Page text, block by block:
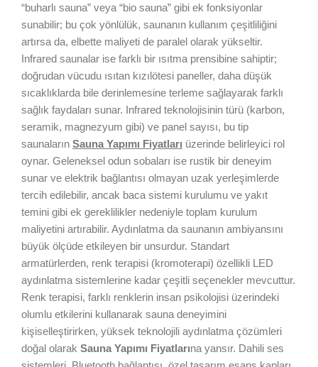
“buharlı sauna” veya “bio sauna” gibi ek fonksiyonlar
sunabilir; bu çok yönlülük, saunanın kullanım çeşitliliğini
artırsa da, elbette maliyeti de paralel olarak yükseltir.
Infrared saunalar ise farklı bir ısıtma prensibine sahiptir;
doğrudan vücudu ısıtan kızılötesi paneller, daha düşük
sıcaklıklarda bile derinlemesine terleme sağlayarak farklı
sağlık faydaları sunar. Infrared teknolojisinin türü (karbon,
seramik, magnezyum gibi) ve panel sayısı, bu tip
saunaların Sauna Yapımı Fiyatları üzerinde belirleyici rol
oynar. Geleneksel odun sobaları ise rustik bir deneyim
sunar ve elektrik bağlantısı olmayan uzak yerleşimlerde
tercih edilebilir, ancak baca sistemi kurulumu ve yakıt
temini gibi ek gereklilikler nedeniyle toplam kurulum
maliyetini artırabilir. Aydınlatma da saunanın ambiyansını
büyük ölçüde etkileyen bir unsurdur. Standart
armatürlerden, renk terapisi (kromoterapi) özellikli LED
aydınlatma sistemlerine kadar çeşitli seçenekler mevcuttur.
Renk terapisi, farklı renklerin insan psikolojisi üzerindeki
olumlu etkilerini kullanarak sauna deneyimini
kişiselleştirirken, yüksek teknolojili aydınlatma çözümleri
doğal olarak Sauna Yapımı Fiyatlarına yansır. Dahili ses